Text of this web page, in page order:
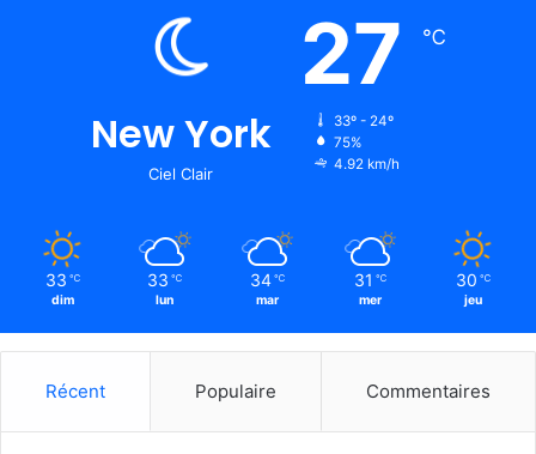
New York
Ciel Clair
27 ℃
33º - 24º
75%
4.92 km/h
33 ℃
dim
33 ℃
lun
34 ℃
mar
31 ℃
mer
30 ℃
jeu
Récent Populaire Commentaires